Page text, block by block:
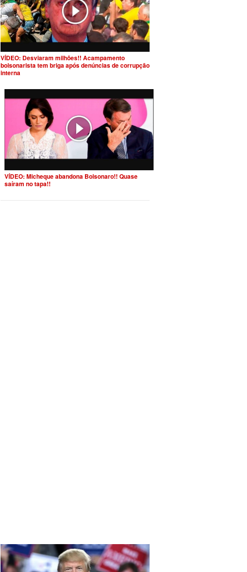
VÍDEO: Desviaram milhões!! Acampamento
bolsonarista tem briga após denúncias de corrupção
interna
VÍDEO: Micheque abandona Bolsonaro!! Quase
saíram no tapa!!